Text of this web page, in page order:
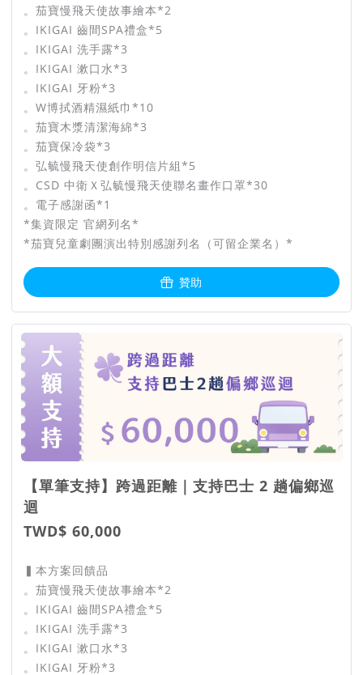
。茄寶慢飛天使故事繪本*2
。IKIGAI 齒間SPA禮盒*5
。IKIGAI 洗手露*3
。IKIGAI 漱口水*3
。IKIGAI 牙粉*3
。W博拭酒精濕紙巾*10
。茄寶木漿清潔海綿*3
。茄寶保冷袋*3
。弘毓慢飛天使創作明信片組*5
。CSD 中衛Ｘ弘毓慢飛天使聯名畫作口罩*30
。電子感謝函*1
*集資限定 官網列名*
*茄寶兒童劇團演出特別感謝列名（可留企業名）*
贊助
【單筆支持】跨過距離｜支持巴士 2 趟偏鄉巡
迴
TWD$ 60,000
▍本方案回饋品
。茄寶慢飛天使故事繪本*2
。IKIGAI 齒間SPA禮盒*5
。IKIGAI 洗手露*3
。IKIGAI 漱口水*3
。IKIGAI 牙粉*3